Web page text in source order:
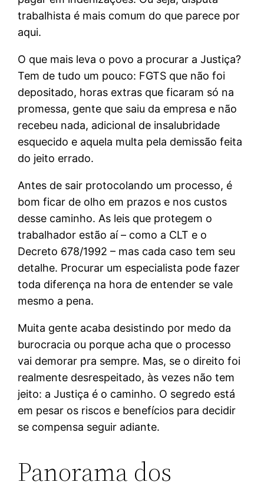
trabalhista é mais comum do que parece por
aqui.
O que mais leva o povo a procurar a Justiça?
Tem de tudo um pouco: FGTS que não foi
depositado, horas extras que ficaram só na
promessa, gente que saiu da empresa e não
recebeu nada, adicional de insalubridade
esquecido e aquela multa pela demissão feita
do jeito errado.
Antes de sair protocolando um processo, é
bom ficar de olho em prazos e nos custos
desse caminho. As leis que protegem o
trabalhador estão aí – como a CLT e o
Decreto 678/1992 – mas cada caso tem seu
detalhe. Procurar um especialista pode fazer
toda diferença na hora de entender se vale
mesmo a pena.
Muita gente acaba desistindo por medo da
burocracia ou porque acha que o processo
vai demorar pra sempre. Mas, se o direito foi
realmente desrespeitado, às vezes não tem
jeito: a Justiça é o caminho. O segredo está
em pesar os riscos e benefícios para decidir
se compensa seguir adiante.
Panorama dos